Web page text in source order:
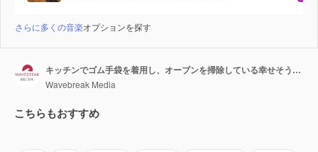
さらに多くの音楽オプションを探す
キッチンでゴム手袋を着用し、オーブンを掃除している幸せそうなシニア白人女性。
Wavebreak Media
こちらもおすすめ